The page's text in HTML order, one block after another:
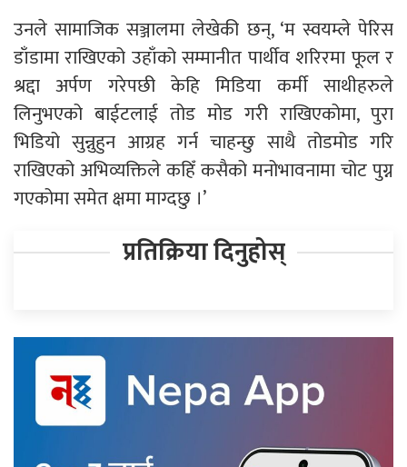
उनले सामाजिक सञ्जालमा लेखेकी छन्, ‘म स्वयम्ले पेरिस
डाँडामा राखिएको उहाँको सम्मानीत पार्थीव शरिरमा फूल र
श्रद्दा अर्पण गरेपछी केहि मिडिया कर्मी साथीहरुले
लिनुभएको बाईटलाई तोड मोड गरी राखिएकोमा, पुरा
भिडियो सुन्नुहुन आग्रह गर्न चाहन्छु साथै तोडमोड गरि
राखिएको अभिव्यक्तिले कहिँ कसैको मनोभावनामा चोट पुग्न
गएकोमा समेत क्षमा माग्दछु ।’
प्रतिक्रिया दिनुहोस्